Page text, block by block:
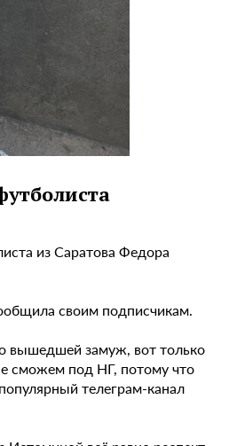
из Саратова Федора
своим подписчикам.
вышедшей замуж, вот только
сможем под НГ, потому что
телеграм-канал